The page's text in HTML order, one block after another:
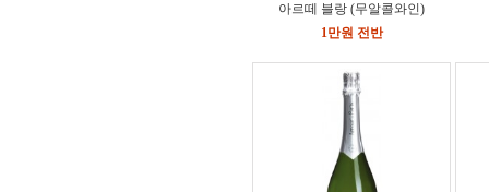
아르떼 블랑 (무알콜와인)
1만원 전반